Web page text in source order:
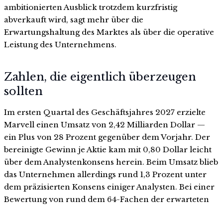
ambitionierten Ausblick trotzdem kurzfristig
abverkauft wird, sagt mehr über die
Erwartungshaltung des Marktes als über die operative
Leistung des Unternehmens.
Zahlen, die eigentlich überzeugen
sollten
Im ersten Quartal des Geschäftsjahres 2027 erzielte
Marvell einen Umsatz von 2,42 Milliarden Dollar —
ein Plus von 28 Prozent gegenüber dem Vorjahr. Der
bereinigte Gewinn je Aktie kam mit 0,80 Dollar leicht
über dem Analystenkonsens herein. Beim Umsatz blieb
das Unternehmen allerdings rund 1,3 Prozent unter
dem präzisierten Konsens einiger Analysten. Bei einer
Bewertung von rund dem 64-Fachen der erwarteten